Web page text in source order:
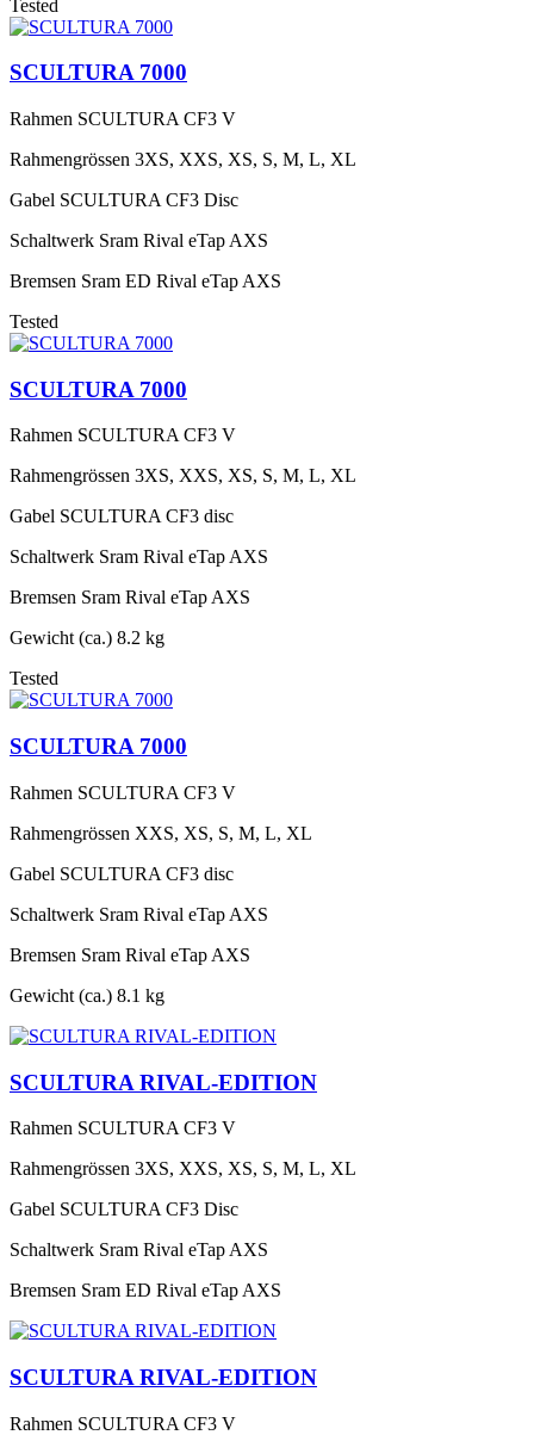
Tested
SCULTURA 7000
Rahmen SCULTURA CF3 V
Rahmengrössen 3XS, XXS, XS, S, M, L, XL
Gabel SCULTURA CF3 Disc
Schaltwerk Sram Rival eTap AXS
Bremsen Sram ED Rival eTap AXS
Tested
SCULTURA 7000
Rahmen SCULTURA CF3 V
Rahmengrössen 3XS, XXS, XS, S, M, L, XL
Gabel SCULTURA CF3 disc
Schaltwerk Sram Rival eTap AXS
Bremsen Sram Rival eTap AXS
Gewicht (ca.) 8.2 kg
Tested
SCULTURA 7000
Rahmen SCULTURA CF3 V
Rahmengrössen XXS, XS, S, M, L, XL
Gabel SCULTURA CF3 disc
Schaltwerk Sram Rival eTap AXS
Bremsen Sram Rival eTap AXS
Gewicht (ca.) 8.1 kg
SCULTURA RIVAL-EDITION
Rahmen SCULTURA CF3 V
Rahmengrössen 3XS, XXS, XS, S, M, L, XL
Gabel SCULTURA CF3 Disc
Schaltwerk Sram Rival eTap AXS
Bremsen Sram ED Rival eTap AXS
SCULTURA RIVAL-EDITION
Rahmen SCULTURA CF3 V